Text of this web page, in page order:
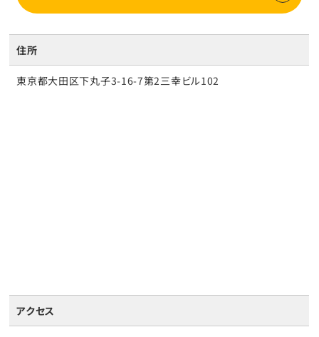
住所
東京都大田区下丸子3-16-7第2三幸ビル102
アクセス